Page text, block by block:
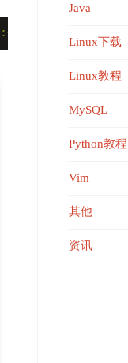
:~/www
Java
Linux下载
Linux教程
MySQL
Python教程
Vim
其他
资讯